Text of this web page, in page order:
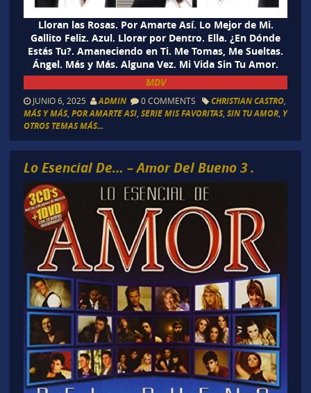
Lloran las Rosas. Por Amarte Así. Lo Mejor de Mi.
Gallito Feliz. Azul. Llorar por Dentro. Ella. ¿En Dónde
Estás Tu?. Amaneciendo en Ti. Me Tomas, Me Sueltas.
Ángel. Más y Más. Alguna Vez. Mi Vida Sin Tu Amor.
MDV
JUNIO 6, 2025 ADMIN 0 COMMENTS CHRISTIAN CASTRO,
MÁS Y MÁS, POR AMARTE ASI, SERIE MIS FAVORITAS, SIN TU AMOR, Y
OTROS TEMAS MÁS...
Lo Esencial De… – Amor Del Bueno 3 .